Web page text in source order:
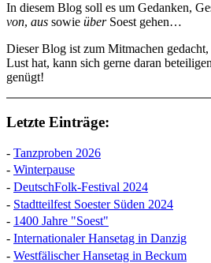
In diesem Blog soll es um Gedanken,
von, aus sowie überSoest gehen…
Dieser Blog ist zum Mitmachen
Lust hat, kann sich gerne daran
genügt!
Letzte Einträge:
- Tanzproben 2026
- Winterpause
- DeutschFolk-Festival 2024
- Stadtteilfest Soester Süden 2024
- 1400 Jahre "Soest"
- Internationaler Hansetag in Danzig
- Westfälischer Hansetag in Beckum